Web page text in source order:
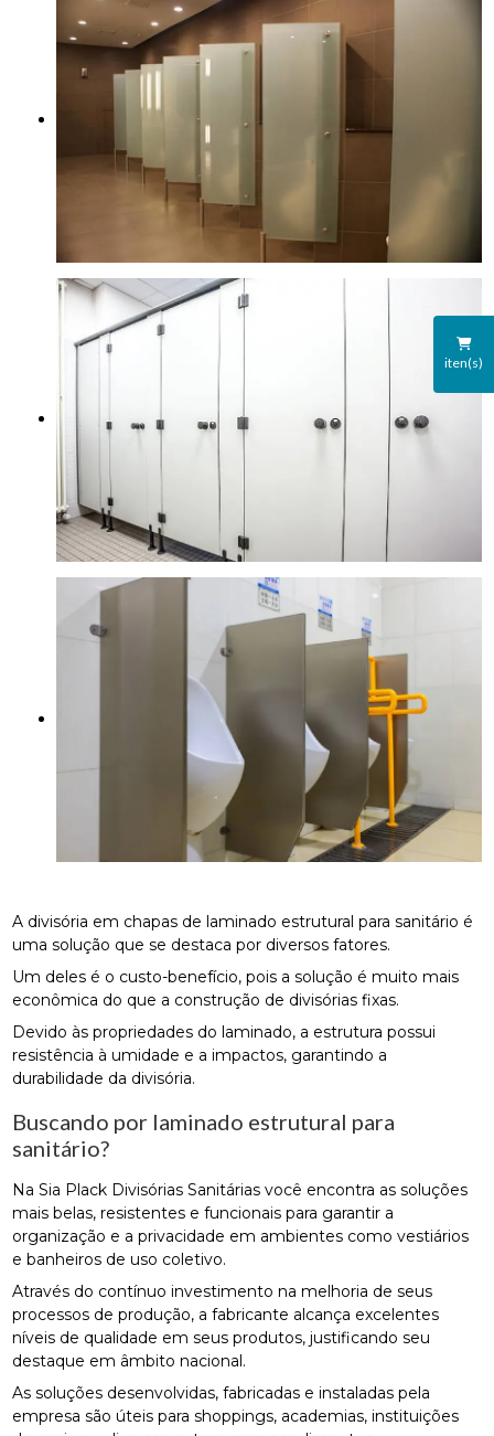
iten(s)
A divisória em chapas de laminado estrutural para sanitário é
uma solução que se destaca por diversos fatores.
Um deles é o custo-benefício, pois a solução é muito mais
econômica do que a construção de divisórias fixas.
Devido às propriedades do laminado, a estrutura possui
resistência à umidade e a impactos, garantindo a
durabilidade da divisória.
Buscando por laminado estrutural para
sanitário?
Na Sia Plack Divisórias Sanitárias você encontra as soluções
mais belas, resistentes e funcionais para garantir a
organização e a privacidade em ambientes como vestiários
e banheiros de uso coletivo.
Através do contínuo investimento na melhoria de seus
processos de produção, a fabricante alcança excelentes
níveis de qualidade em seus produtos, justificando seu
destaque em âmbito nacional.
As soluções desenvolvidas, fabricadas e instaladas pela
empresa são úteis para shoppings, academias, instituições